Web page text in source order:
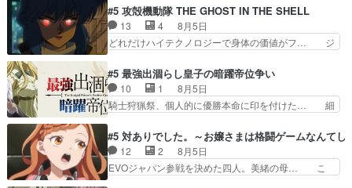
ーベルボアが暴れてると聞い… ちょっと年齢の事
を言いすぎとゆーか言い訳… ベリルの母もやはり
只者じゃなかったかベリ…
ゥーアの唯一の手駒が強すぎる笑あお… 私にとっ
て完全にご褒美回ゼー様の葉巻シー… やはりター
ニャが後方指揮だと展開に迫力が… “貧乏籤百連
無料ガチャ”100連でも1回… 2期入ってから地味
ばならぬ」って言葉に… ゼートゥーア左遷によっ
て参謀本部の連携が… 緊張感ある戦闘描写とギャ
グ今週の『有能な…
#5 攻殻機動隊 THE GHOST IN THE SHELL
13 4
8月5日
どれだけハイテクノロジーで身体の価値がフ… ジ
コマだいぶ理性持ち始めた。この世界の… 原作読
んだのもう何年も前なのに、覚えてる… コイルの
汚職を突き止めるべくバトーの指導… やまとん1
号はどこの部分で使うのだろう？… 日本とロシア
primevideoで視聴しまし… 前回同様『イノセン
ス』を含む押井・神山版… 第５話「EPISODEラ
ストの母親の気持…
#5 最強出涸らし皇子の暗躍帝位争い
10 1
8月5日
騎士狩猟祭、個人的に優勝本命に印を付けた… 細
ナがチートすぎる笑アルは最初から自分… プラネ
ット・ウィズ展開アツいな「騎士狩猟… 麦茶どこ
ろかタイトル通り麦茶の出涸らしぐ… 第５話を
ABEMAで視聴しました。視聴に… 復讐に燃える
#5 対ありでした。～お嬢さまは格闘ゲームなんてし
12 2
8月5日
EVOジャパン参戦を決めた四人。美緒の母… こ